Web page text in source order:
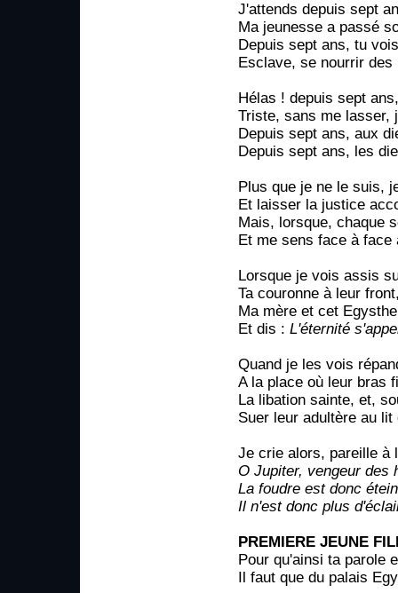
J'attends depuis sept
Ma jeunesse a passé
Depuis sept ans, tu
Esclave, se nourrir
Hélas ! depuis sept
Triste, sans me lasser,
Depuis sept ans, aux
Depuis sept ans, les
Plus que je ne le suis,
Et laisser la justice
Mais, lorsque, chaque
Et me sens face à
Lorsque je vois assis
Ta couronne à leur
Ma mère et cet
Et dis : L'éternité
Quand je les vois
A la place où leur bras
La libation sainte, et,
Suer leur adultère au lit
Je crie alors, pareille à
O Jupiter, vengeur des
La foudre est donc
Il n'est donc plus
PREMIERE JEUNE
Pour qu'ainsi ta parole
Il faut que du palais